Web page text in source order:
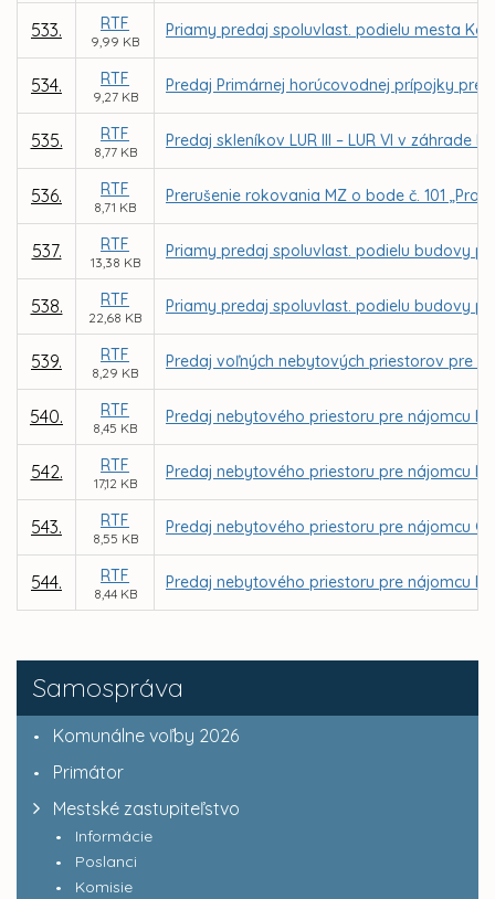
Samospráva
Komunálne voľby 2026
Primátor
Mestské zastupiteľstvo
Informácie
Poslanci
Komisie
533. RTF
9,99 KB
Priamy predaj spoluvlast. podielu mesta
534. RTF
9,27 KB
Predaj Primárnej horúcovodnej prípojky pre
535. RTF
8,77 KB
Predaj skleníkov LUR III – LUR VI v
536. RTF
8,71 KB
Prerušenie rokovania MZ o bode č. 101
537. RTF
13,38 KB
Priamy predaj spoluvlast. podielu budovy
538. RTF
22,68 KB
Priamy predaj spoluvlast. podielu budovy
539. RTF
8,29 KB
Predaj voľných nebytových priestorov pre
540. RTF
8,45 KB
Predaj nebytového priestoru pre nájomcu
542. RTF
17,12 KB
Predaj nebytového priestoru pre nájomcu
543. RTF
8,55 KB
Predaj nebytového priestoru pre nájomcu
544. RTF
8,44 KB
Predaj nebytového priestoru pre nájomcu